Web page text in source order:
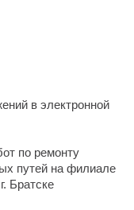
в электронной
по ремонту
путей на филиале
Братске